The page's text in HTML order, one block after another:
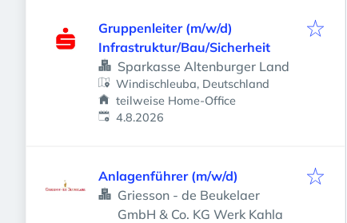
Gruppenleiter (m/w/d)
Infrastruktur/Bau/Sicherheit
Sparkasse Altenburger Land
Windischleuba, Deutschland
teilweise Home-Office
Veröffentlicht
4.8.2026
Anlagenführer (m/w/d)
Griesson - de Beukelaer
GmbH & Co. KG Werk Kahla